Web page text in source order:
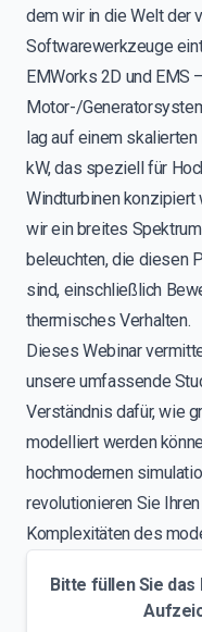
dem wir in die Welt der
Softwarewerkzeuge
EMWorks 2D und EMS
Motor-/
lag auf einem
kW, das speziell für
Windturbinen konzipiert
wir ein breites
beleuchten, die diesen
sind, einschließlich
thermisches Verhalten.
Dieses Webinar
unsere umfassende
Verständnis dafür, wie
modelliert werden
hochmodernen
revolutionieren Sie
Komplexitäten des
Bitte füllen Sie das